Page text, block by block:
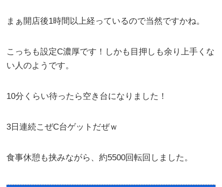
まぁ開店後1時間以上経っているので当然ですかね。
こっちも設定C濃厚です！しかも目押しも余り上手くな
い人のようです。
10分くらい待ったら空き台になりました！
3日連続こぜC台ゲットだぜｗ
食事休憩も挟みながら、約5500回転回しました。